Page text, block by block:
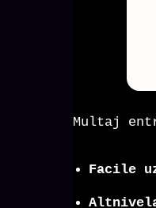
Multaj
Facile